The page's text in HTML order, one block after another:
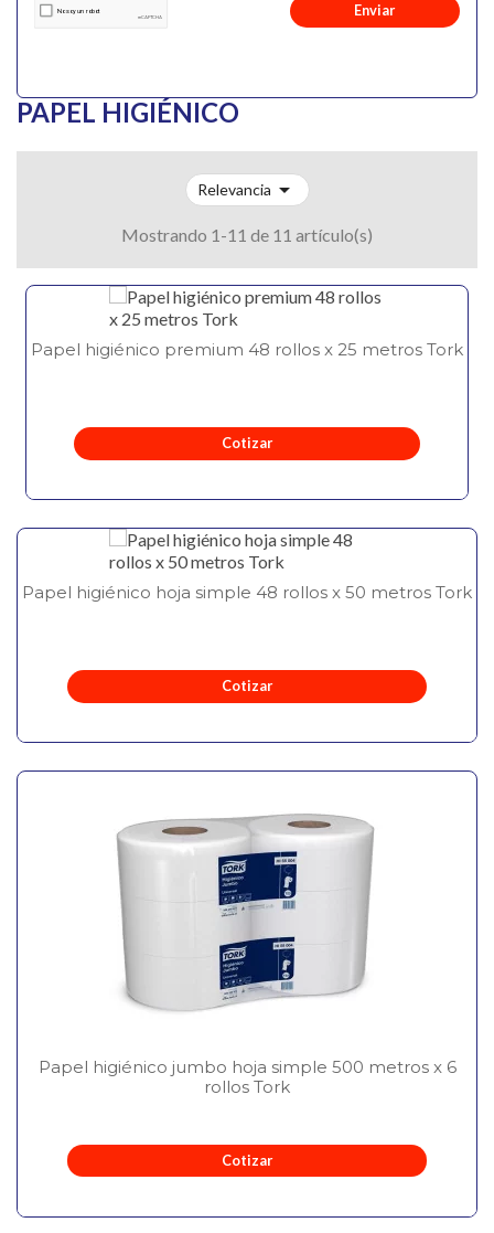
Enviar
PAPEL HIGIÉNICO
Relevancia 
Mostrando 1-11 de 11 artículo(s)
Papel higiénico premium 48 rollos x 25 metros Tork
Cotizar
Papel higiénico hoja simple 48 rollos x 50 metros Tork
Cotizar
Papel higiénico jumbo hoja simple 500 metros x 6
rollos Tork
Cotizar